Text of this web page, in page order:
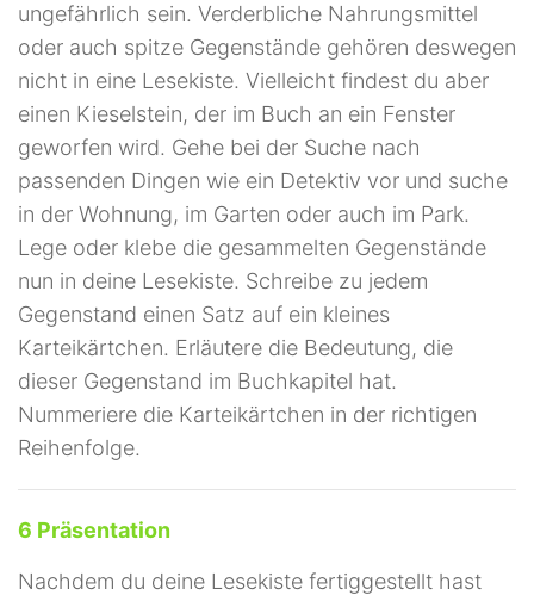
ungefährlich sein. Verderbliche Nahrungsmittel
oder auch spitze Gegenstände gehören deswegen
nicht in eine Lesekiste. Vielleicht findest du aber
einen Kieselstein, der im Buch an ein Fenster
geworfen wird. Gehe bei der Suche nach
passenden Dingen wie ein Detektiv vor und suche
in der Wohnung, im Garten oder auch im Park.
Lege oder klebe die gesammelten Gegenstände
nun in deine Lesekiste. Schreibe zu jedem
Gegenstand einen Satz auf ein kleines
Karteikärtchen. Erläutere die Bedeutung, die
dieser Gegenstand im Buchkapitel hat.
Nummeriere die Karteikärtchen in der richtigen
Reihenfolge.
6 Präsentation
Nachdem du deine Lesekiste fertiggestellt hast